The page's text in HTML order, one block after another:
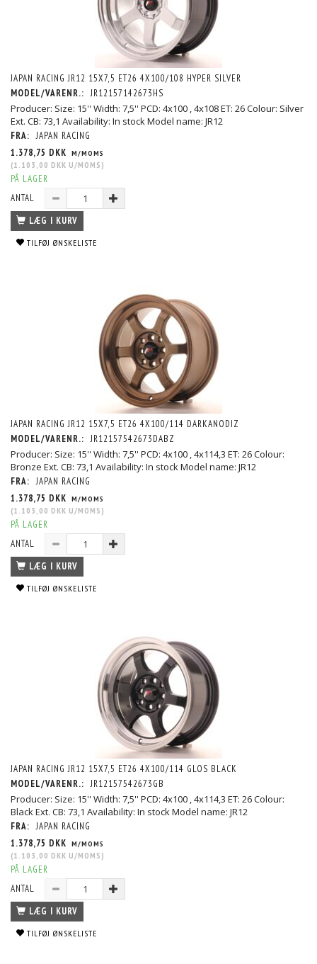
JAPAN RACING JR12 15X7,5 ET26 4X100/108 HYPER SILVER
MODEL/VARENR.: JR12157142673HS
Producer: Size: 15'' Width: 7,5'' PCD: 4x100 , 4x108 ET: 26 Colour: Silver
Ext. CB: 73,1 Availability: In stock Model name: JR12
FRA: JAPAN RACING
1.378,75 DKK M/MOMS
(1.103,00 DKK U/MOMS )
PÅ LAGER
ANTAL
LÆG I KURV
TILFØJ ØNSKELISTE
JAPAN RACING JR12 15X7,5 ET26 4X100/114 DARKANODIZ
MODEL/VARENR.: JR12157542673DABZ
Producer: Size: 15'' Width: 7,5'' PCD: 4x100 , 4x114,3 ET: 26 Colour:
Bronze Ext. CB: 73,1 Availability: In stock Model name: JR12
FRA: JAPAN RACING
1.378,75 DKK M/MOMS
(1.103,00 DKK U/MOMS )
PÅ LAGER
ANTAL
LÆG I KURV
TILFØJ ØNSKELISTE
JAPAN RACING JR12 15X7,5 ET26 4X100/114 GLOS BLACK
MODEL/VARENR.: JR12157542673GB
Producer: Size: 15'' Width: 7,5'' PCD: 4x100 , 4x114,3 ET: 26 Colour:
Black Ext. CB: 73,1 Availability: In stock Model name: JR12
FRA: JAPAN RACING
1.378,75 DKK M/MOMS
(1.103,00 DKK U/MOMS )
PÅ LAGER
ANTAL
LÆG I KURV
TILFØJ ØNSKELISTE